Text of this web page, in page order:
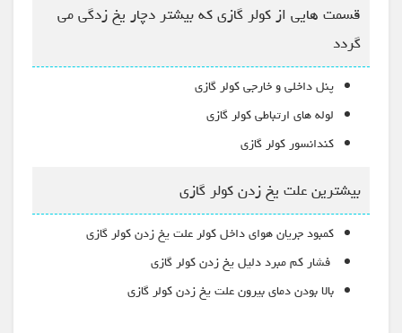
قسمت هایی از کولر گازی که بیشتر دچار یخ زدگی می
گردد
پنل داخلی و خارجی کولر گازی
لوله های ارتباطی کولر گازی
کندانسور کولر گازی
بیشترین علت یخ زدن کولر گازی
کمبود جریان هوای داخل کولر علت یخ زدن کولر گازی
فشار کم مبرد دلیل یخ زدن کولر گازی
بالا بودن دمای بیرون علت یخ زدن کولر گازی